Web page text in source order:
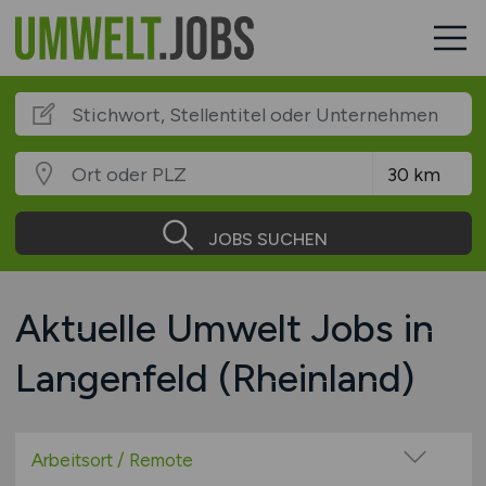
JOBS SUCHEN
Aktuelle Umwelt Jobs in
Langenfeld (Rheinland)
Arbeitsort / Remote